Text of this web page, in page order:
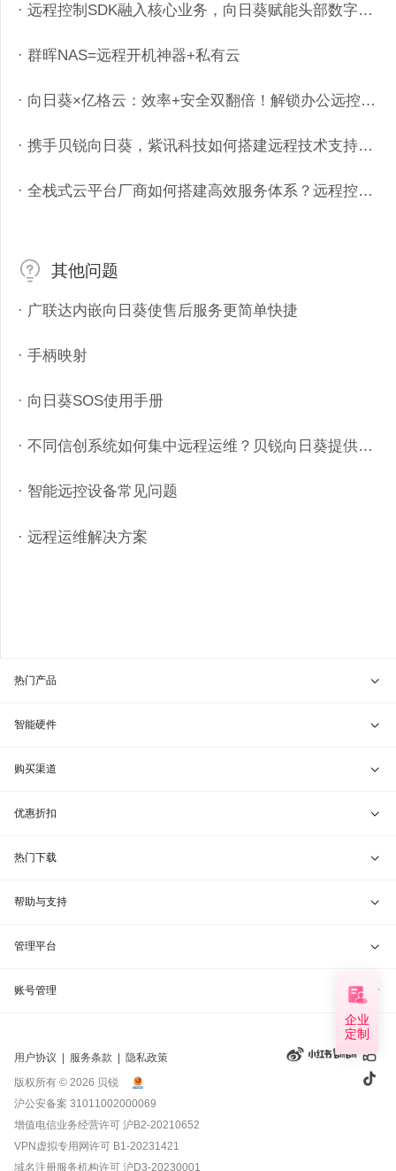
· 远程控制SDK融入核心业务，向日葵赋能头部数字化服务商
· 群晖NAS=远程开机神器+私有云
· 向日葵×亿格云：效率+安全双翻倍！解锁办公远控升级体验
· 携手贝锐向日葵，紫讯科技如何搭建远程技术支持体系？
· 全栈式云平台厂商如何搭建高效服务体系？远程控制赋能超融合系统
其他问题
· 广联达内嵌向日葵使售后服务更简单快捷
· 手柄映射
· 向日葵SOS使用手册
· 不同信创系统如何集中远程运维？贝锐向日葵提供稳定方案
· 智能远控设备常见问题
· 远程运维解决方案
企业
定制
热门产品
贝锐向日葵 · 远程控制
贝锐蒲公英 · 异地组网
贝锐花生壳 · 动态域名
贝锐洋葱头 · 协作无间
智能硬件
贝锐向日葵硬件
贝锐蒲公英硬件
贝锐花生壳硬件
购买渠道
天猫旗舰店
京东旗舰店
优惠折扣
兑换码通道
教育公益折扣
热门下载
贝锐向日葵客户端
贝锐蒲公英客户端
贝锐花生壳客户端
帮助与支持
我要建议
我要投诉
钻石VIP
远程协助
报告漏洞
管理平台
贝锐向日葵管理
贝锐花生壳管理
贝锐洋葱头管理
域名管理
账号管理
账号信息
产品续费
我的订单
用户协议 服务条款
隐私政策
版权所有 © 2026 贝锐
沪公安备案 31011002000069
增值电信业务经营许可 沪B2-20210652
VPN虚拟专用网许可 B1-20231421
域名注册服务机构许可 沪D3-20230001